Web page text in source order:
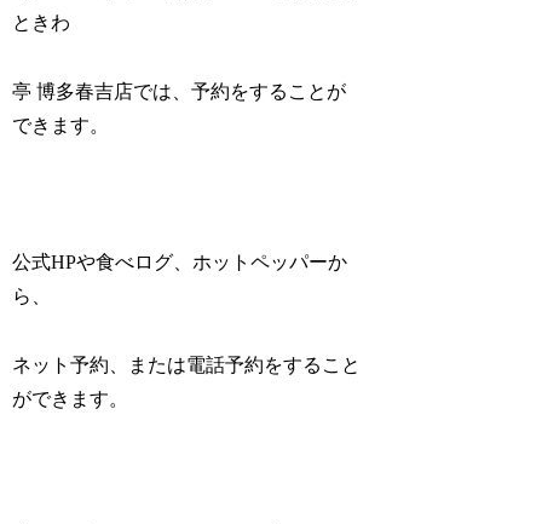
ときわ
亭 博多春吉店では、予約をすることが
できます。
公式HPや食べログ、ホットペッパーか
ら、
ネット予約、または電話予約をすること
ができます。